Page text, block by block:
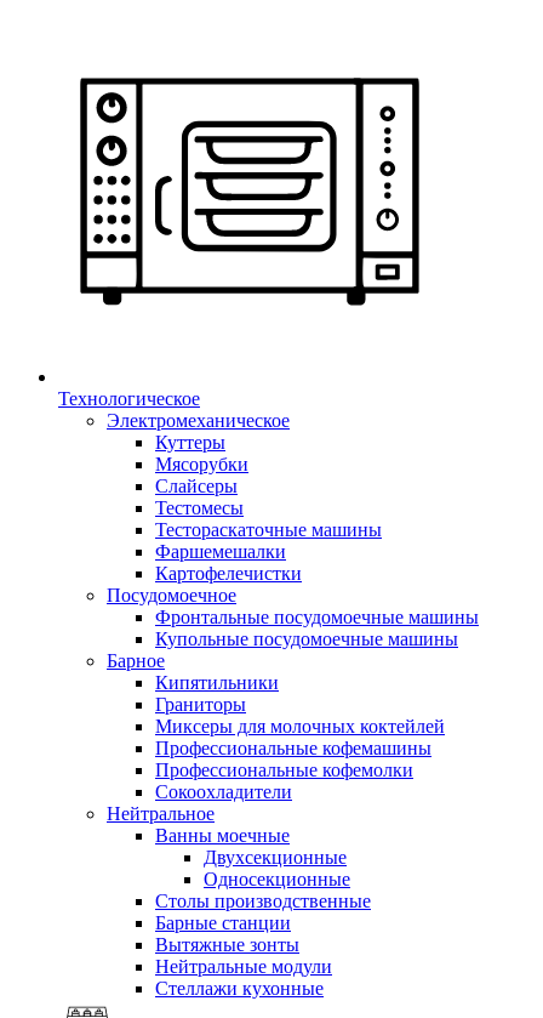
Технологическое
Электромеханическое
Куттеры
Мясорубки
Слайсеры
Тестомесы
Тестораскаточные машины
Фаршемешалки
Картофелечистки
Посудомоечное
Фронтальные посудомоечные машины
Купольные посудомоечные машины
Барное
Кипятильники
Граниторы
Миксеры для молочных коктейлей
Профессиональные кофемашины
Профессиональные кофемолки
Сокоохладители
Нейтральное
Ванны моечные
Двухсекционные
Односекционные
Столы производственные
Барные станции
Вытяжные зонты
Нейтральные модули
Стеллажи кухонные